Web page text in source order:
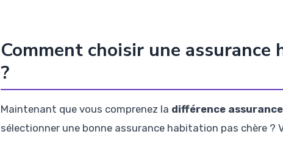
Comment choisir une
?
Maintenant que vous comprenez la différence
sélectionner une bonne assurance habitation pas chère ?